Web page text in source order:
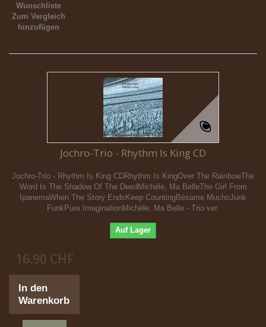
Wunschliste
Zum Vergleich
hinzufügen
Jochro-Trio - Rhythm Is King CD
Jochro-Trio - Rhythm Is King CDRhythm Is KingOver The RainbowThe
Word Is The Shadow Of The DeedMichèle, Ma BelleThe Girl From
IpanemaWhen The Story EndsKeep CountingBésame MuchoJunk
FunkPure ImaginationMichèle, Ma Belle - Trio ver.
Auf Lager
16.90 CHF
In den
Warenkorb